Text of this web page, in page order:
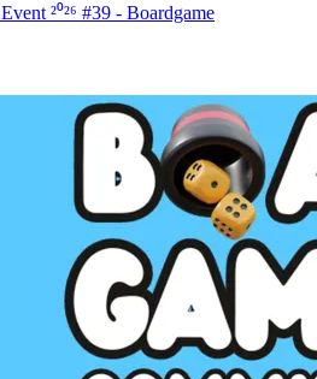
Event ²⁰²⁶ #39 - Boardgame